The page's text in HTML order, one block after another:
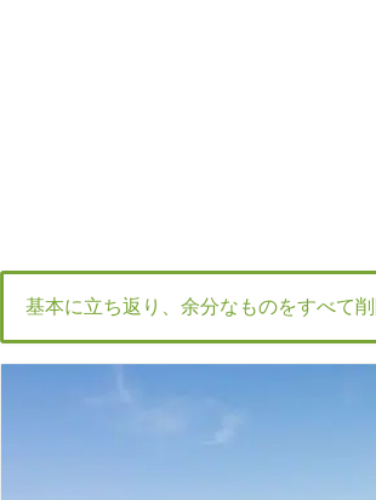
基本に立ち返り、余分なものをすべて